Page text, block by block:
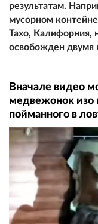
результатам.
мусорном
Тахо, Калифорния,
освобожден двумя
Вначале видео
медвежонок изо
пойманного в